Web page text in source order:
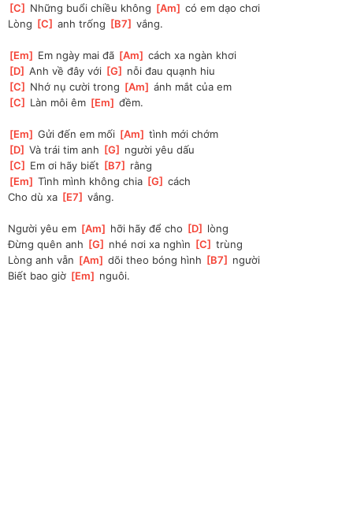
[C Những buổi chiều không [Am ] có em dạo chơi
Lòng [C ] anh trống [B7 ] vắng.
[Em Em ngày mai đã [Am ] cách xa ngàn khơi
[D ] Anh về đây với [G
nỗi đau quạnh hiu
[C Nhớ nụ cười trong [Am ] ánh mắt của em
[C Làn môi êm [Em ] đềm.
[Em ] Gửi đến em mối [Am ] tình mới chớm
[D ] Và trái tim anh [G
người yêu dấu
[C Em ơi hãy biết [B7
rằng
[Em ] Tình mình không chia [G ] cách
Cho dù xa [E7 ] vắng.
Người yêu em [Am hỡi hãy để cho [D
lòng
Ðừng quên anh [G nhé nơi xa nghìn [C ] trùng
Lòng anh vẫn [Am ] dõi theo bóng hình [B7
người
Biết bao giờ [Em nguôi.